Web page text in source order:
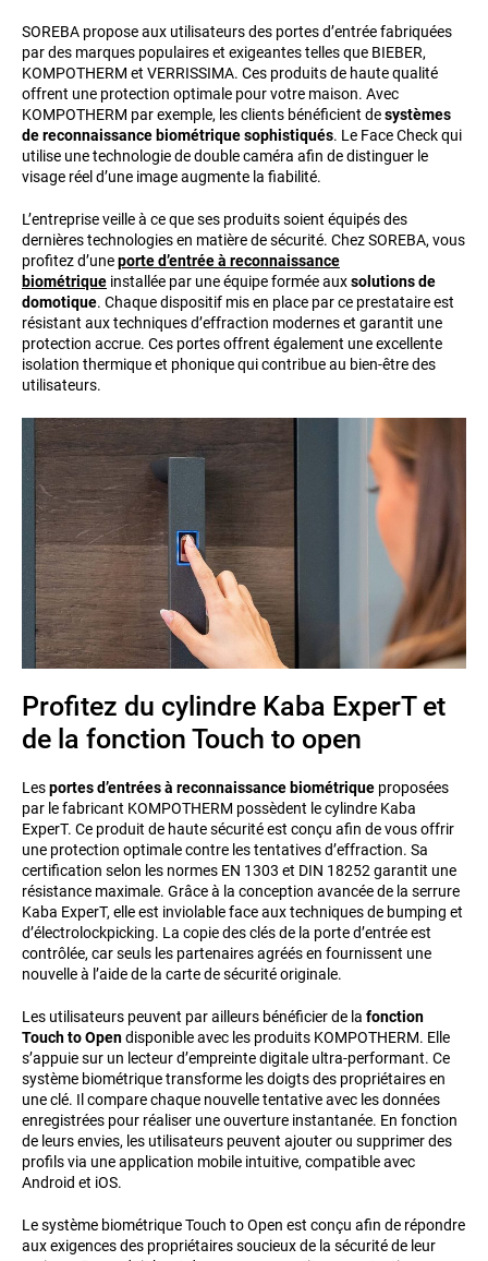
SOREBA propose aux utilisateurs des portes d’entrée fabriquées
par des marques populaires et exigeantes telles que BIEBER,
KOMPOTHERM et VERRISSIMA. Ces produits de haute qualité
offrent une protection optimale pour votre maison. Avec
KOMPOTHERM par exemple, les clients bénéficient desystèmes
de reconnaissance biométrique sophistiqués. Le Face Check qui
utilise une technologie de double caméra afin de distinguer le
visage réel d’une image augmente la fiabilité.
L’entreprise veille à ce que ses produits soient équipés des
dernières technologies en matière de sécurité. Chez SOREBA, vous
profitez d’uneporte d’entrée à reconnaissance
biométrique installée par une équipe formée auxsolutions de
domotique. Chaque dispositif mis en place par ce prestataire est
résistant aux techniques d’effraction modernes et garantit une
protection accrue. Ces portes offrent également une excellente
isolation thermique et phonique qui contribue au bien-être des
utilisateurs.
Profitez du cylindre Kaba ExperT et
de la fonction Touch to open
Lesportes d’entrées à reconnaissance biométrique proposées
par le fabricant KOMPOTHERM possèdent le cylindre Kaba
ExperT. Ce produit de haute sécurité est conçu afin de vous offrir
une protection optimale contre les tentatives d’effraction. Sa
certification selon les normes EN 1303 et DIN 18252 garantit une
résistance maximale. Grâce à la conception avancée de la serrure
Kaba ExperT, elle est inviolable face aux techniques de bumping et
d’électrolockpicking. La copie des clés de la porte d’entrée est
contrôlée, car seuls les partenaires agréés en fournissent une
nouvelle à l’aide de la carte de sécurité originale.
Les utilisateurs peuvent par ailleurs bénéficier de la fonction
Touch to Opendisponible avec les produits KOMPOTHERM. Elle
s’appuie sur un lecteur d’empreinte digitale ultra-performant. Ce
système biométrique transforme les doigts des propriétaires en
une clé. Il compare chaque nouvelle tentative avec les données
enregistrées pour réaliser une ouverture instantanée. En fonction
de leurs envies, les utilisateurs peuvent ajouter ou supprimer des
profils via une application mobile intuitive, compatible avec
Android et iOS.
Le système biométrique Touch to Open est conçu afin de répondre
aux exigences des propriétaires soucieux de la sécurité de leur